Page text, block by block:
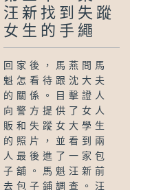
汪新找到失蹤
女生的手繩
回家後，馬燕問馬
魁怎看待跟沈大夫
的關係。目擊證人
向警方提供了女人
販和失蹤女大學生
的照片，並看到兩
人最後進了一家包
子舖。馬魁汪新前
去包子鋪調查。汪